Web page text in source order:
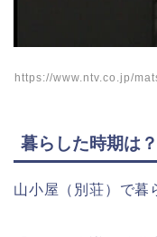
https://www.ntv.co.jp/
暮らした時期は
山小屋（別荘）で暮